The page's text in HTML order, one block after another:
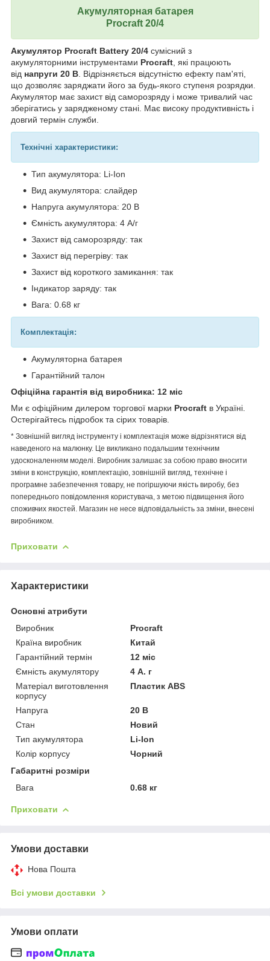
Акумуляторная батарея
Procraft 20/4
Акумулятор Procraft Battery 20/4 сумісний з
акумуляторними інструментами Procraft , які працюють
від напруги 20 В . Відрізняється відсутністю ефекту пам'яті,
що дозволяє заряджати його за будь-якого ступеня розрядки.
Акумулятор має захист від саморозряду і може тривалий час
зберігатись у зарядженому стані. Має високу продуктивність і
довгий термін служби.
Технічні характеристики:
Тип акумулятора: Li-Ion
Вид акумулятора: слайдер
Напруга акумулятора: 20 В
Ємність акумулятора: 4 А/г
Захист від саморозряду: так
Захист від перегріву: так
Захист від короткого замикання: так
Індикатор заряду: так
Вага: 0.68 кг
Комплектація:
Акумуляторна батарея
Гарантійний талон
Офіційна гарантія від виробника: 12 міс
Ми є офіційним дилером торгової марки Procraft в Україні.
Остерігайтесь підробок та сірих товарів.
* Зовнішній вигляд інструменту і комплектація може відрізнятися від
наведеного на малюнку. Це викликано подальшим технічним
удосконаленням моделі. Виробник залишає за собою право вносити
зміни в конструкцію, комплектацію, зовнішній вигляд, технічне і
програмне забезпечення товару, не погіршуючи якість виробу, без
попереднього повідомлення користувача, з метою підвищення його
споживчих якостей. Магазин не несе відповідальність за зміни, внесені
виробником.
Приховати
Характеристики
Основні атрибути
Виробник
Procraft
Країна виробник
Китай
Гарантійний термін
12 міс
Ємність акумулятору
4 А. г
Матеріал виготовлення
корпусу
Пластик ABS
Напруга
20 В
Стан
Новий
Тип акумулятора
Li-Ion
Колір корпусу
Чорний
Габаритні розміри
Вага
0.68 кг
Приховати
Умови доставки
Нова Пошта
Всі умови доставки
Умови оплати